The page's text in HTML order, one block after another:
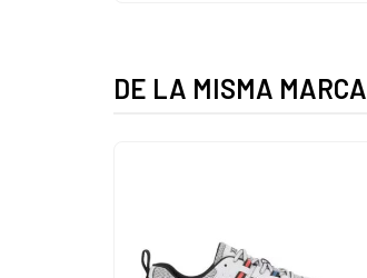
DE LA MISMA MARCA